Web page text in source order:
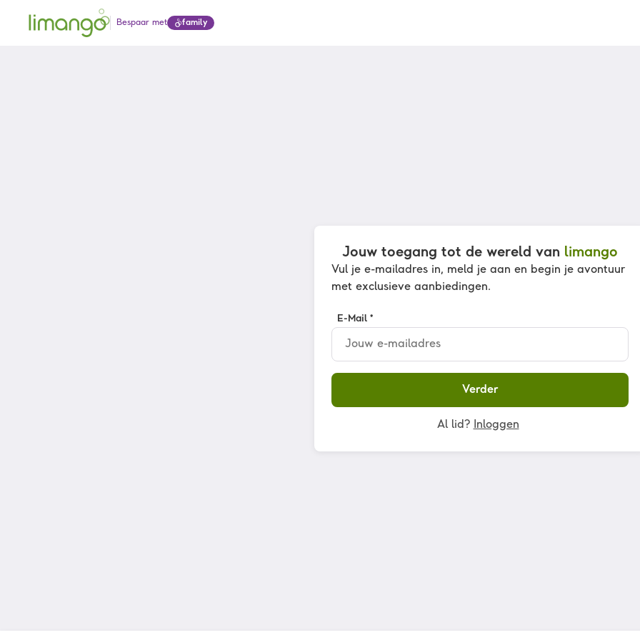
Bespaar met
family
Jouw toegang tot de wereld van limango
Vul je e-mailadres in, meld je aan en begin je avontuur
met exclusieve aanbiedingen.
E-Mail *
Verder
Al lid? Inloggen